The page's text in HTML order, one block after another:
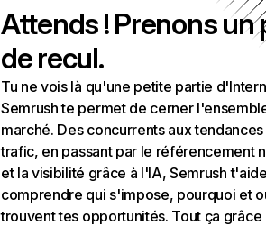
Attends ! Prenons un
de recul.
Tu ne vois là qu'une petite partie
Semrush te permet de cerner
marché. Des concurrents aux
trafic, en passant par le référencement
et la visibilité grâce à l'IA, Semrush
comprendre qui s'impose, pourquoi et
trouvent tes opportunités. Tout ça grâce